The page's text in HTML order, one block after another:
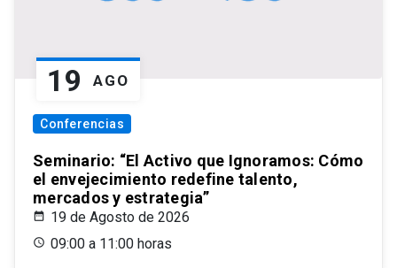
19 AGO
Conferencias
Seminario: “El Activo que Ignoramos: Cómo
el envejecimiento redefine talento,
mercados y estrategia”
19 de Agosto de 2026
09:00 a 11:00 horas